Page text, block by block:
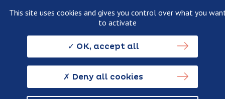
Personnal data usage policy
This site uses cookies and gives you control over what you
to activate
OK, accept all
Deny all cookies